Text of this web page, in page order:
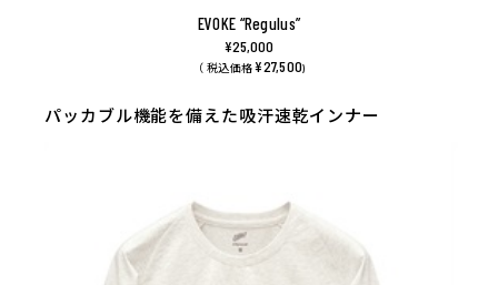
EVOKE “Regulus”
¥25,000
（ 税込価格¥27,500)
パッカブル機能を備えた吸汗速乾インナー